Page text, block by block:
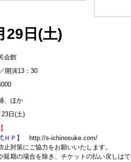
29日(土)
会館
開演13：30
、ほか
日(土)
ＨＰ】
http://s-ichinosuke.com/
止対策にご協力をお願いいたします。
延期の場合を除き、チケットの払い戻しはで